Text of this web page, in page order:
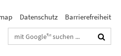
Datenschutz Barrierefreiheit
Suchbegriffe